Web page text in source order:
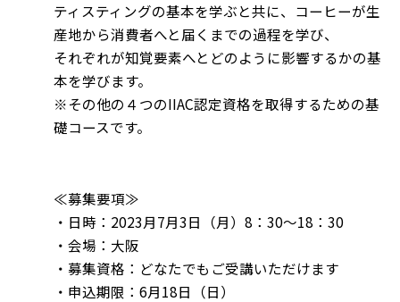
ティスティングの基本を学ぶと共に、コーヒーが生
産地から消費者へと届くまでの過程を学び、
それぞれが知覚要素へとどのように影響するかの基
本を学びます。
※その他の４つのIIAC認定資格を取得するための基
礎コースです。
≪募集要項≫
・日時：2023月7月3日（月）8：30～18：30
・会場：大阪
・募集資格：どなたでもご受講いただけます
・申込期限：6月18日（日）